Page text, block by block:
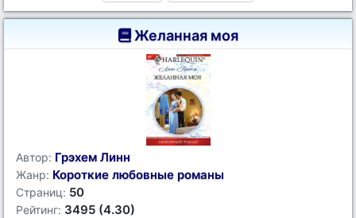
Желанная моя
Автор: Грэхем Линн
Жанр: Короткие любовные романы
Страниц: 50
Рейтинг: 3495 (4.30)